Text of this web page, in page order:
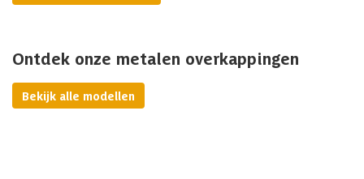
Ontdek onze metalen overkappingen
Bekijk alle modellen